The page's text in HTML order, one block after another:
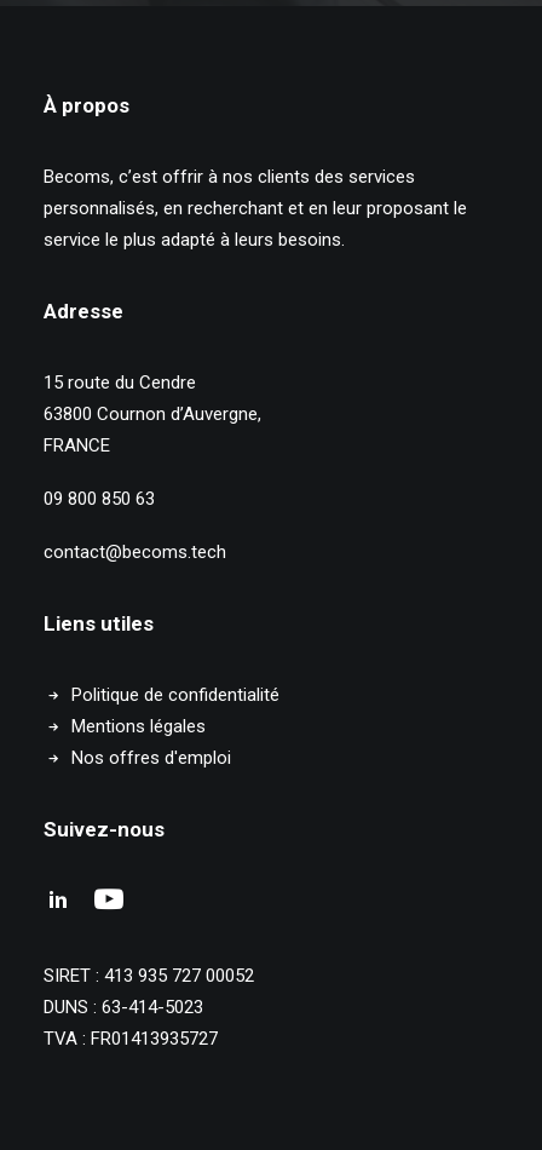
À propos
Becoms, c’est offrir à nos clients des services
personnalisés, en recherchant et en leur proposant le
service le plus adapté à leurs besoins.
Adresse
15 route du Cendre
63800 Cournon d’Auvergne,
FRANCE
09 800 850 63
contact@becoms.tech
Liens utiles
Politique de confidentialité
Mentions légales
Nos offres d'emploi
Suivez-nous
SIRET : 413 935 727 00052
DUNS : 63-414-5023
TVA : FR01413935727